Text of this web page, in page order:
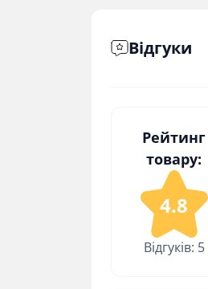
Відгуки
Рейтинг
товару:
4.8
Відгуків: 5